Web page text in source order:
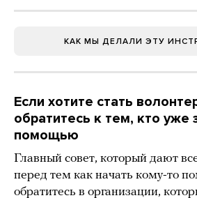
КАК МЫ ДЕЛАЛИ ЭТУ
Если хотите стать
обратитесь к тем, кто уже
помощью
Главный совет, который дают
перед тем как начать кому-то
обратитесь в организации,